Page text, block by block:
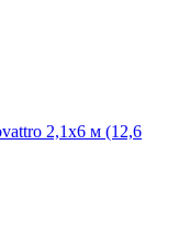
2,1х6 м (12,6